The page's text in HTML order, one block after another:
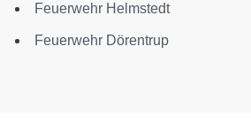
Feuerwehr Helmstedt
Feuerwehr Dörentrup